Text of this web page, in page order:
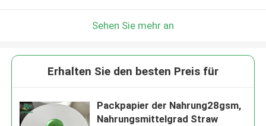
Sehen Sie mehr an
Erhalten Sie den besten Preis für
Packpapier der Nahrung28gsm,
Nahrungsmittelgrad Straw